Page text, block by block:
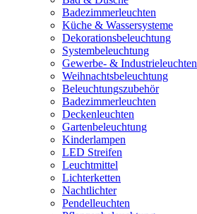
Badezimmerleuchten
Küche & Wassersysteme
Dekorationsbeleuchtung
Systembeleuchtung
Gewerbe- & Industrieleuchten
Weihnachtsbeleuchtung
Beleuchtungszubehör
Badezimmerleuchten
Deckenleuchten
Gartenbeleuchtung
Kinderlampen
LED Streifen
Leuchtmittel
Lichterketten
Nachtlichter
Pendelleuchten